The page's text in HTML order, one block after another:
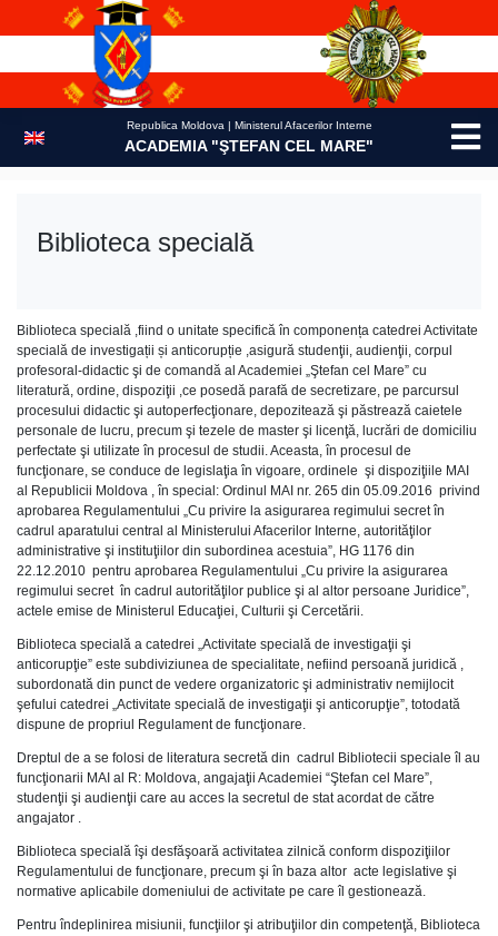
Republica Moldova | Ministerul Afacerilor Interne
ACADEMIA "ŞTEFAN CEL MARE"
Biblioteca specială
Biblioteca specială ,fiind o unitate specifică în componența catedrei Activitate
specială de investigații și anticorupție ,asigură studenţii, audienţii, corpul
profesoral-didactic şi de comandă al Academiei „Ştefan cel Mare” cu
literatură, ordine, dispoziţii ,ce posedă parafă de secretizare, pe parcursul
procesului didactic şi autoperfecţionare, depozitează şi păstrează caietele
personale de lucru, precum şi tezele de master şi licenţă, lucrări de domiciliu
perfectate şi utilizate în procesul de studii. Aceasta, în procesul de
funcţionare, se conduce de legislaţia în vigoare, ordinele şi dispoziţiile MAI
al Republicii Moldova , în special: Ordinul MAI nr. 265 din 05.09.2016 privind
aprobarea Regulamentului „Cu privire la asigurarea regimului secret în
cadrul aparatului central al Ministerului Afacerilor Interne, autorităţilor
administrative şi instituţiilor din subordinea acestuia”, HG 1176 din
22.12.2010 pentru aprobarea Regulamentului „Cu privire la asigurarea
regimului secret în cadrul autorităţilor publice şi al altor persoane Juridice”,
actele emise de Ministerul Educaţiei, Culturii şi Cercetării.
Biblioteca specială a catedrei „Activitate specială de investigaţii şi
anticorupţie” este subdiviziunea de specialitate, nefiind persoană juridică ,
subordonată din punct de vedere organizatoric şi administrativ nemijlocit
şefului catedrei „Activitate specială de investigaţii şi anticorupţie”, totodată
dispune de propriul Regulament de funcţionare.
Dreptul de a se folosi de literatura secretă din cadrul Bibliotecii speciale îl au
funcţionarii MAI al R: Moldova, angajaţii Academiei “Ştefan cel Mare”,
studenţii şi audienţii care au acces la secretul de stat acordat de către
angajator .
Biblioteca specială îşi desfăşoară activitatea zilnică conform dispoziţiilor
Regulamentului de funcţionare, precum şi în baza altor acte legislative şi
normative aplicabile domeniului de activitate pe care îl gestionează.
Pentru îndeplinirea misiunii, funcţiilor şi atribuţiilor din competenţă, Biblioteca